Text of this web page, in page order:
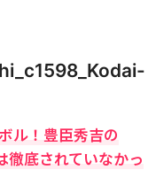
ル！豊臣秀吉の
徹底されていなかっ